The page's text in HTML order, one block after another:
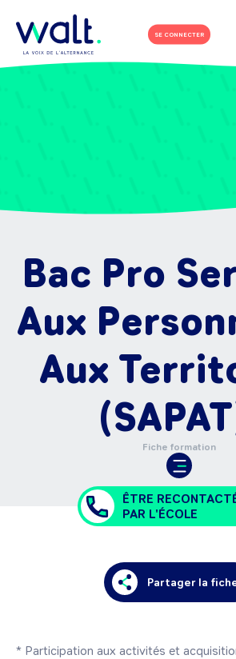
SE CONNECTER
Bac Pro
Aux
Aux
Fiche formation
ÊTRE
PAR L'ÉCOLE
Partager la
* Participation aux activités et